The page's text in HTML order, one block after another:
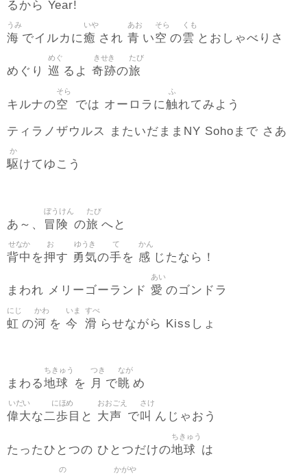
るから Year!
海
うみ
でイルカに癒
いや
され 青
あお
い空
そら
の雲
くも
とおしゃべりさ
めぐり 巡
めぐ
るよ 奇跡
きせき
の旅
たび
キルナの空
そら
では オーロラに触
ふ
れてみよう
ティラノザウルス またいだままNY Sohoまで さあ
駆
か
けてゆこう
あ～、 冒険
ぼうけん
の旅
たび
へと
背中
せなか
を押
お
す 勇気
ゆうき
の手
て
を 感
かん
じたなら！
まわれ メリーゴーランド 愛
あい
のゴンドラ
虹
にじ
の河
かわ
を 今
いま
滑
すべ
らせながら Kissしょ
まわる地球
ちきゅう
を 月
つき
で眺
なが
め
偉大
いだい
な二歩目
にほめ
と 大声
おおごえ
で叫
さけ
んじゃおう
たったひとつの ひとつだけの地球
ちきゅう
は
の かがや